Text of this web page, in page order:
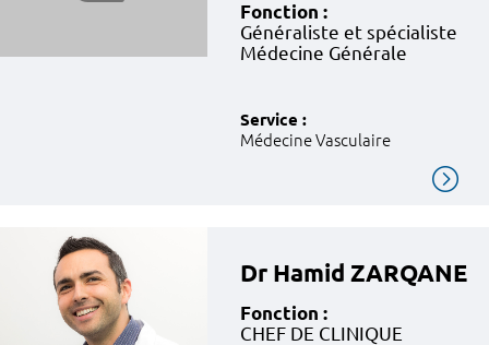
Fonction :
Généraliste et spécialiste
Médecine Générale
Service :
Médecine Vasculaire
Dr Hamid ZARQANE
Fonction :
CHEF DE CLINIQUE